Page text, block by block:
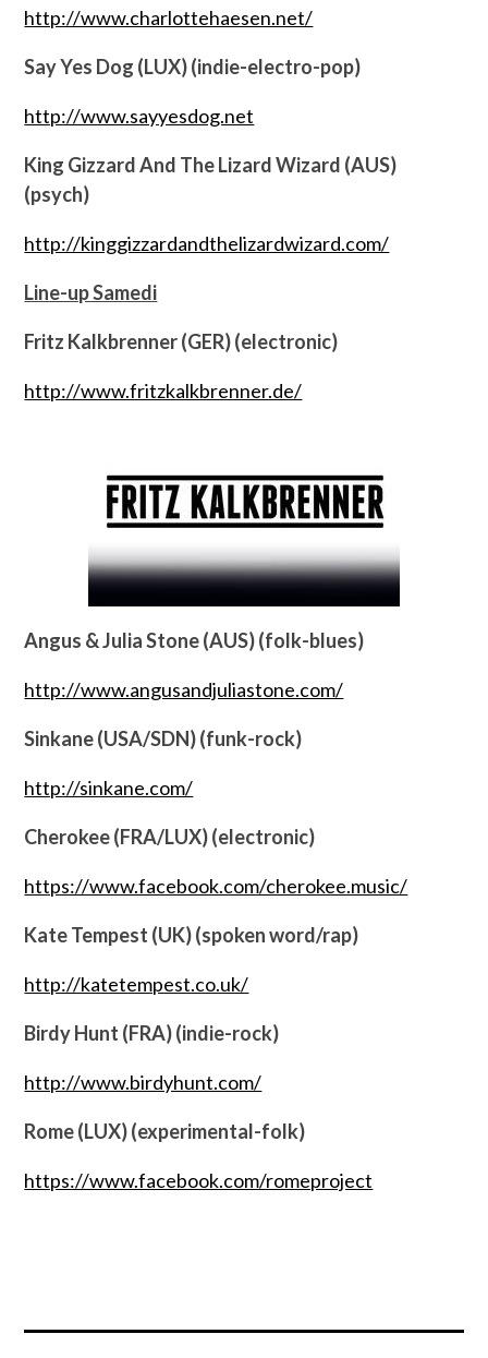
http://www.charlottehaesen.net/
Say Yes Dog (LUX) (indie-electro-pop)
http://www.sayyesdog.net
King Gizzard And The Lizard Wizard (AUS)
(psych)
http://kinggizzardandthelizardwizard.com/
Line-up Samedi
Fritz Kalkbrenner (GER) (electronic)
http://www.fritzkalkbrenner.de/
Angus & Julia Stone (AUS) (folk-blues)
http://www.angusandjuliastone.com/
Sinkane (USA/SDN) (funk-rock)
http://sinkane.com/
Cherokee (FRA/LUX) (electronic)
https://www.facebook.com/cherokee.music/
Kate Tempest (UK) (spoken word/rap)
http://katetempest.co.uk/
Birdy Hunt (FRA) (indie-rock)
http://www.birdyhunt.com/
Rome (LUX) (experimental-folk)
https://www.facebook.com/romeproject